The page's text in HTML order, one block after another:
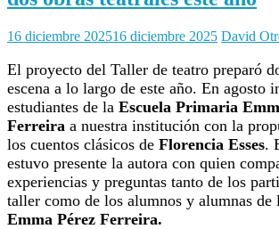
16 diciembre 202516 diciembre 2025 David
El proyecto del Taller de teatro preparó
escena a lo largo de este año. En agosto
estudiantes de la Escuela Primaria
Ferreira a nuestra institución con la
los cuentos clásicos de Florencia Esses.
estuvo presente la autora con quien
experiencias y preguntas tanto de los
taller como de los alumnos y alumnas de
Emma Pérez Ferreira.